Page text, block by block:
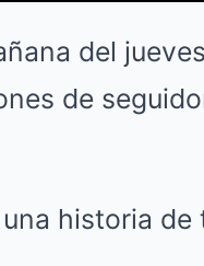
del
de
historia de